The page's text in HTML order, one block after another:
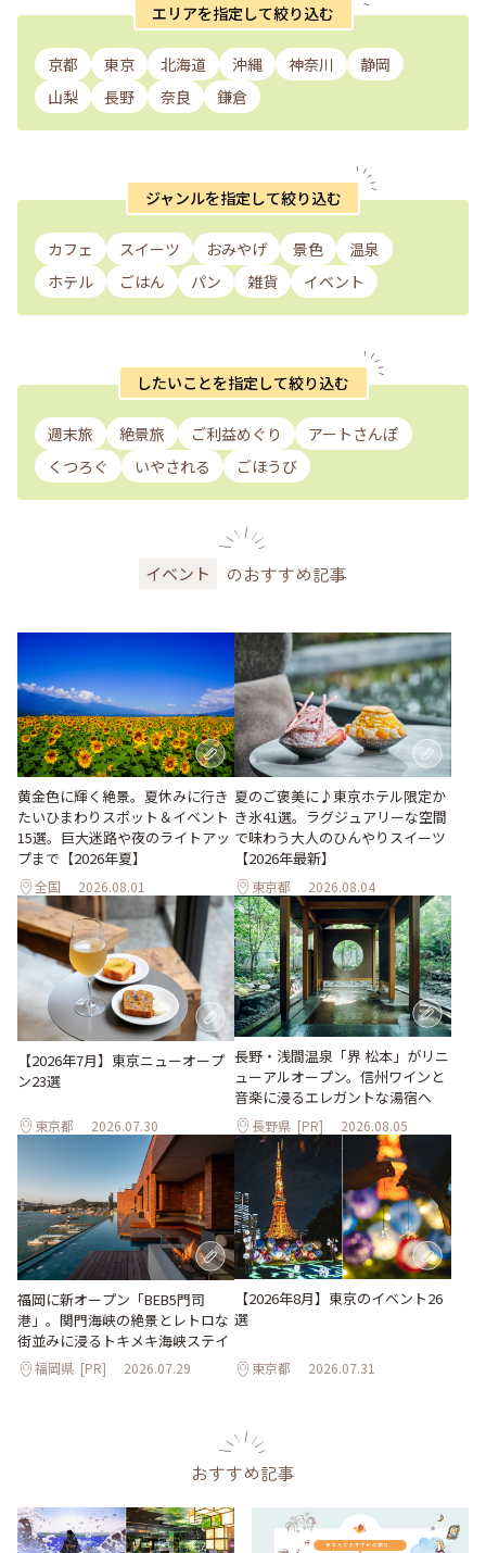
エリアを指定して絞り込む
京都 東京 北海道 沖縄 神奈川
静岡
山梨
長野 奈良 鎌倉
ジャンルを指定して絞り込む
カフェ スイーツ おみやげ 景色
温泉
ホテル
ごはん パン 雑貨 イベント
したいことを指定して絞り込む
週末旅 絶景旅 ご利益めぐり
アートさんぽ
くつろぐ
いやされる ごほうび
イベント のおすすめ記事
黄金色に輝く絶景。夏休みに行き
たいひまわりスポット＆イベント
15選。巨大迷路や夜のライトアッ
プまで【2026年夏】
全国 2026.08.01
夏のご褒美に♪東京ホテル限定か
き氷41選。ラグジュアリーな空間
で味わう大人のひんやりスイーツ
【2026年最新】
東京都 2026.08.04
【2026年7月】東京ニューオープ
ン23選
東京都 2026.07.30
長野・浅間温泉「界 松本」がリニ
ューアルオープン。信州ワインと
音楽に浸るエレガントな湯宿へ
長野県 [PR] 2026.08.05
福岡に新オープン「BEB5門司
港」。関門海峡の絶景とレトロな
街並みに浸るトキメキ海峡ステイ
福岡県 [PR] 2026.07.29
【2026年8月】東京のイベント26
選
東京都 2026.07.31
おすすめ記事